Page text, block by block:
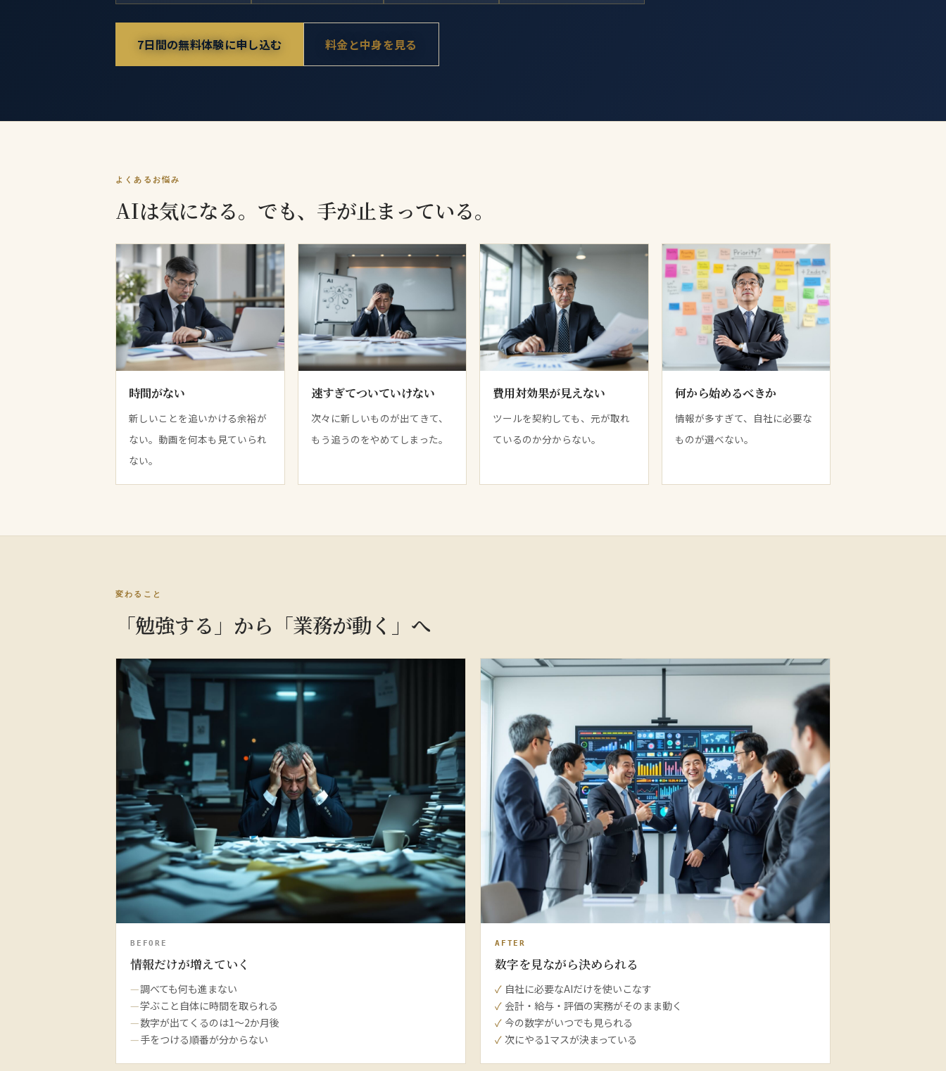
7日間の無料体験に申し込む 料金と中身を見る
よくあるお悩み
AIは気になる。でも、手が止まっている。
時間がない
新しいことを追いかける余裕が
ない。動画を何本も見ていられ
ない。
速すぎてついていけない
次々に新しいものが出てきて、
もう追うのをやめてしまった。
費用対効果が見えない
ツールを契約しても、元が取れ
ているのか分からない。
何から始めるべきか
情報が多すぎて、自社に必要な
ものが選べない。
変わること
「勉強する」から「業務が動く」へ
BEFORE
情報だけが増えていく
調べても何も進まない
学ぶこと自体に時間を取られる
数字が出てくるのは1〜2か月後
手をつける順番が分からない
AFTER
数字を見ながら決められる
自社に必要なAIだけを使いこなす
会計・給与・評価の実務がそのまま動く
今の数字がいつでも見られる
次にやる1マスが決まっている